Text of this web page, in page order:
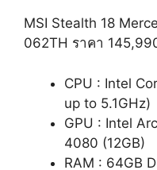
MSI Stealth 18
062TH ราคา
CPU : Intel
up to 5.1GHz)
GPU : Intel
4080 (12GB)
RAM : 64GB